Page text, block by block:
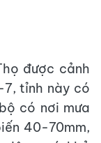
được cảnh
7, tỉnh này có
có nơi mưa
40-70mm,